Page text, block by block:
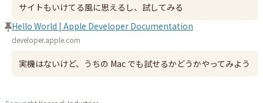
サイトもいけてる風に思えるし、試してみる
Hello World | Apple Developer Documentation
developer.apple.com
実機はないけど、うちの Mac でも試せるかどうかやってみよう